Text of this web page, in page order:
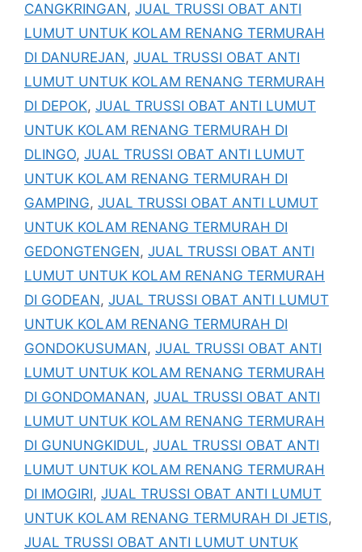
CANGKRINGAN, JUAL TRUSSI OBAT ANTI
LUMUT UNTUK KOLAM RENANG TERMURAH
DI DANUREJAN, JUAL TRUSSI OBAT ANTI
LUMUT UNTUK KOLAM RENANG TERMURAH
DI DEPOK, JUAL TRUSSI OBAT ANTI LUMUT
UNTUK KOLAM RENANG TERMURAH DI
DLINGO, JUAL TRUSSI OBAT ANTI LUMUT
UNTUK KOLAM RENANG TERMURAH DI
GAMPING, JUAL TRUSSI OBAT ANTI LUMUT
UNTUK KOLAM RENANG TERMURAH DI
GEDONGTENGEN, JUAL TRUSSI OBAT ANTI
LUMUT UNTUK KOLAM RENANG TERMURAH
DI GODEAN, JUAL TRUSSI OBAT ANTI LUMUT
UNTUK KOLAM RENANG TERMURAH DI
GONDOKUSUMAN, JUAL TRUSSI OBAT ANTI
LUMUT UNTUK KOLAM RENANG TERMURAH
DI GONDOMANAN, JUAL TRUSSI OBAT ANTI
LUMUT UNTUK KOLAM RENANG TERMURAH
DI GUNUNGKIDUL, JUAL TRUSSI OBAT ANTI
LUMUT UNTUK KOLAM RENANG TERMURAH
DI IMOGIRI, JUAL TRUSSI OBAT ANTI LUMUT
UNTUK KOLAM RENANG TERMURAH DI JETIS,
JUAL TRUSSI OBAT ANTI LUMUT UNTUK